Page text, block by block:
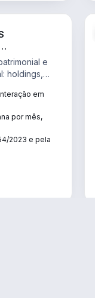
&
e
holdings,
Tributária.
em
por mês,
2023 e pela